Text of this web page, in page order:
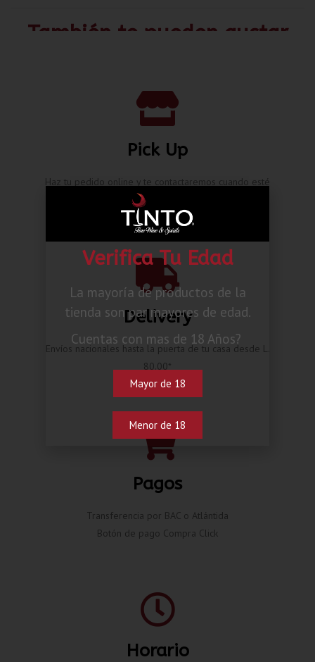
También te pueden gustar
Pick Up
Haz tu pedido online y te contactaremos cuando esté
Delivery
Envíos nacionales hasta la puerta de tu casa desde L.
80.00*
Pagos
Transferencia por BAC o Atlántida
Botón de pago Compra Click
Horario
Verifica Tu Edad
La mayoría de productos de la
tienda son par mayores de edad.
Cuentas con mas de 18 Años?
Mayor de 18
Menor de 18